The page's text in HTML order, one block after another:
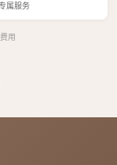
属服务
用